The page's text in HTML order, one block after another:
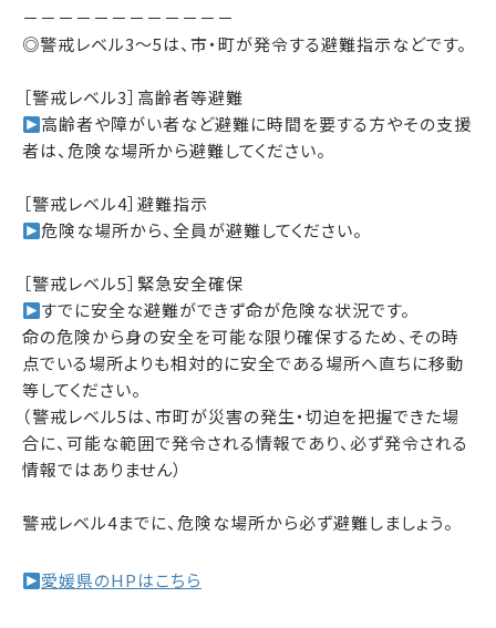
－－－－－－－－－－－－
◎警戒レベル3～5は、市・町が発令する避難指示などです。
［警戒レベル3］高齢者等避難
高齢者や障がい者など避難に時間を要する方やその支援
者は、危険な場所から避難してください。
［警戒レベル4］避難指示
危険な場所から、全員が避難してください。
［警戒レベル5］緊急安全確保
すでに安全な避難ができず命が危険な状況です。
命の危険から身の安全を可能な限り確保するため、その時
点でいる場所よりも相対的に安全である場所へ直ちに移動
等してください。
（警戒レベル5は、市町が災害の発生・切迫を把握できた場
合に、可能な範囲で発令される情報であり、必ず発令される
情報ではありません）
警戒レベル4までに、危険な場所から必ず避難しましょう。
愛媛県のHPはこちら